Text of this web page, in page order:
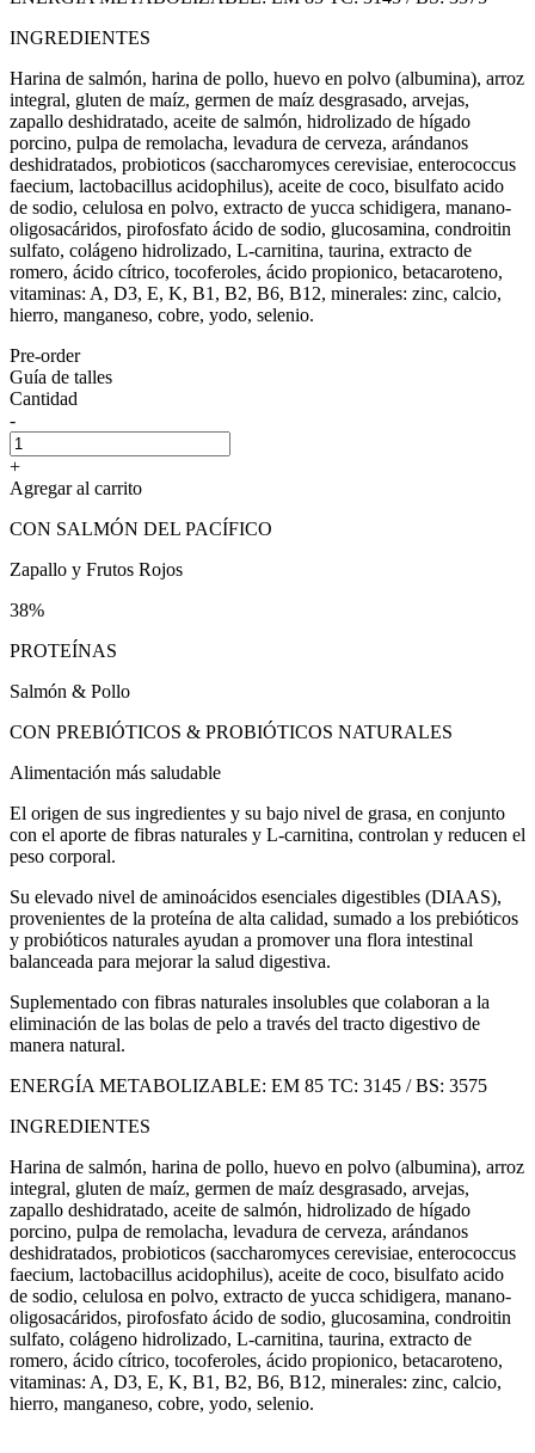
INGREDIENTES
Harina de salmón, harina de pollo, huevo en polvo (albumina), arroz
integral, gluten de maíz, germen de maíz desgrasado, arvejas,
zapallo deshidratado, aceite de salmón, hidrolizado de hígado
porcino, pulpa de remolacha, levadura de cerveza, arándanos
deshidratados, probioticos (saccharomyces cerevisiae, enterococcus
faecium, lactobacillus acidophilus), aceite de coco, bisulfato acido
de sodio, celulosa en polvo, extracto de yucca schidigera, manano-
oligosacáridos, pirofosfato ácido de sodio, glucosamina, condroitin
sulfato, colágeno hidrolizado, L-carnitina, taurina, extracto de
romero, ácido cítrico, tocoferoles, ácido propionico, betacaroteno,
vitaminas: A, D3, E, K, B1, B2, B6, B12, minerales: zinc, calcio,
hierro, manganeso, cobre, yodo, selenio.
Pre-order
Guía de talles
Cantidad
-
+
Agregar al carrito
CON SALMÓN DEL PACÍFICO
Zapallo y Frutos Rojos
38%
PROTEÍNAS
Salmón & Pollo
CON PREBIÓTICOS & PROBIÓTICOS NATURALES
Alimentación más saludable
El origen de sus ingredientes y su bajo nivel de grasa, en conjunto
con el aporte de fibras naturales y L-carnitina, controlan y reducen el
peso corporal.
Su elevado nivel de aminoácidos esenciales digestibles (DIAAS),
provenientes de la proteína de alta calidad, sumado a los prebióticos
y probióticos naturales ayudan a promover una flora intestinal
balanceada para mejorar la salud digestiva.
Suplementado con fibras naturales insolubles que colaboran a la
eliminación de las bolas de pelo a través del tracto digestivo de
manera natural.
ENERGÍA METABOLIZABLE: EM 85 TC: 3145 / BS: 3575
INGREDIENTES
Harina de salmón, harina de pollo, huevo en polvo (albumina), arroz
integral, gluten de maíz, germen de maíz desgrasado, arvejas,
zapallo deshidratado, aceite de salmón, hidrolizado de hígado
porcino, pulpa de remolacha, levadura de cerveza, arándanos
deshidratados, probioticos (saccharomyces cerevisiae, enterococcus
faecium, lactobacillus acidophilus), aceite de coco, bisulfato acido
de sodio, celulosa en polvo, extracto de yucca schidigera, manano-
oligosacáridos, pirofosfato ácido de sodio, glucosamina, condroitin
sulfato, colágeno hidrolizado, L-carnitina, taurina, extracto de
romero, ácido cítrico, tocoferoles, ácido propionico, betacaroteno,
vitaminas: A, D3, E, K, B1, B2, B6, B12, minerales: zinc, calcio,
hierro, manganeso, cobre, yodo, selenio.